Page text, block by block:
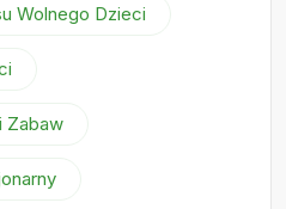
Wolnego Dzieci
Zabaw